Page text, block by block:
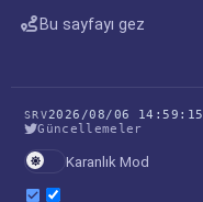
Bu sayfayı gez
SRV2026/08/06 14:59:15
Güncellemeler
Karanlık Mod